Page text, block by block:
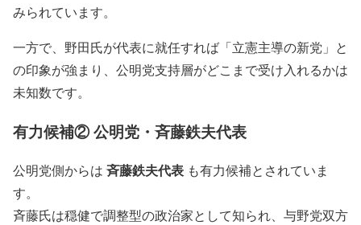
みられています。
一方で、野田氏が代表に就任すれば「立憲主導の新党」と
の印象が強まり、公明党支持層がどこまで受け入れるかは
未知数です。
有力候補② 公明党・斉藤鉄夫代表
公明党側からは斉藤鉄夫代表 も有力候補とされていま
す。
斉藤氏は穏健で調整型の政治家として知られ、与野党双方